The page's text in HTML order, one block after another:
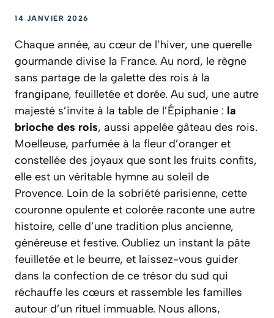
14 JANVIER 2026
Chaque année, au cœur de l’hiver, une querelle
gourmande divise la France. Au nord, le règne
sans partage de la galette des rois à la
frangipane, feuilletée et dorée. Au sud, une autre
majesté s’invite à la table de l’Épiphanie : la
brioche des rois, aussi appelée gâteau des rois.
Moelleuse, parfumée à la fleur d’oranger et
constellée des joyaux que sont les fruits confits,
elle est un véritable hymne au soleil de
Provence. Loin de la sobriété parisienne, cette
couronne opulente et colorée raconte une autre
histoire, celle d’une tradition plus ancienne,
généreuse et festive. Oubliez un instant la pâte
feuilletée et le beurre, et laissez-vous guider
dans la confection de ce trésor du sud qui
réchauffe les cœurs et rassemble les familles
autour d’un rituel immuable. Nous allons,